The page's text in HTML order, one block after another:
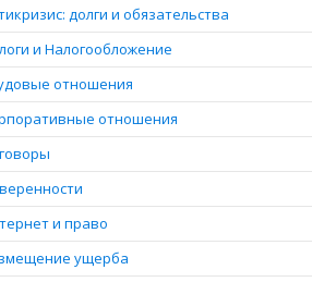
долги и обязательства
и Налогообложение
отношения
отношения
и право
ущерба